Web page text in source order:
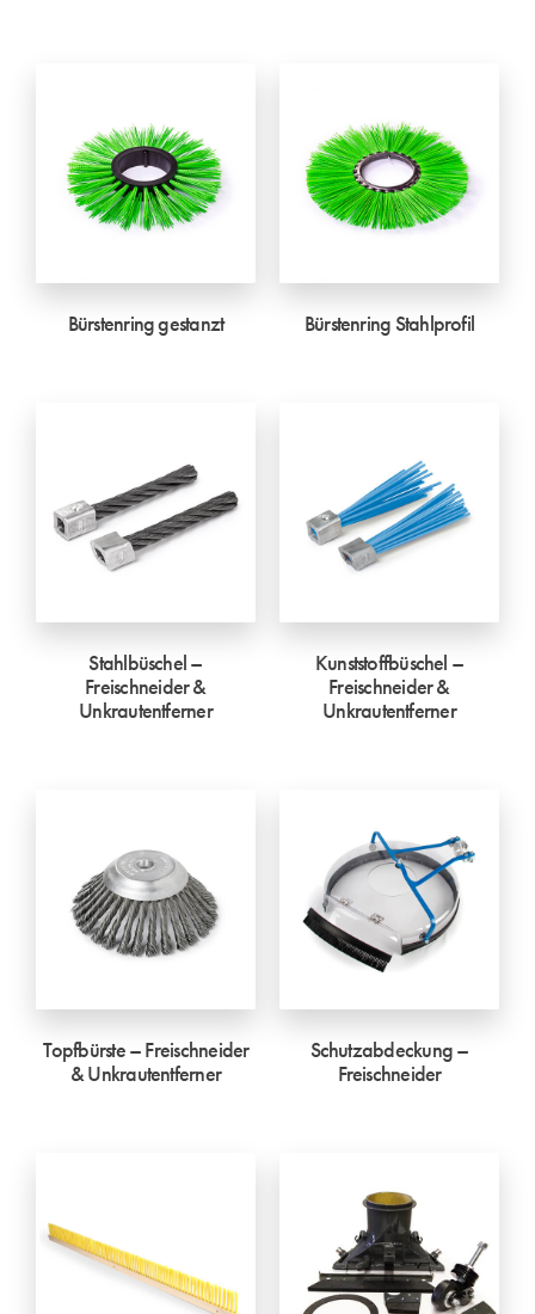
Bürstenring gestanzt Bürstenring Stahlprofil
Stahlbüschel –
Freischneider &
Unkrautentferner
Kunststoffbüschel –
Freischneider &
Unkrautentferner
Topfbürste – Freischneider
& Unkrautentferner
Schutzabdeckung –
Freischneider